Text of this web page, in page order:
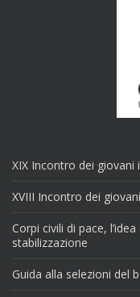
XIX Incontro dei giovani
XVIII Incontro dei
Corpi civili di pace,
stabilizzazione
Guida alla selezioni del